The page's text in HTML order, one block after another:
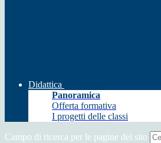
Didattica
Panoramica
Offerta formativa
I progetti delle classi
Campo di ricerca per le pagine del sito